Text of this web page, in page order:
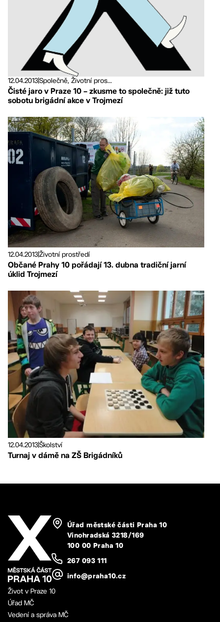
12.04.2013Společně, Životní pros...
Čisté jaro v Praze 10 – zkusme to společně: již tuto
sobotu brigádní akce v Trojmezí
12.04.2013Životní prostředí
Občané Prahy 10 pořádají 13. dubna tradiční jarní
úklid Trojmezí
12.04.2013Školství
Turnaj v dámě na ZŠ Brigádníků
Úřad městské části Praha 10
Vinohradská 3218/169
100 00 Praha 10
267 093 111
info@praha10.cz
Život v Praze 10
Úřad MČ
Vedení a správa MČ